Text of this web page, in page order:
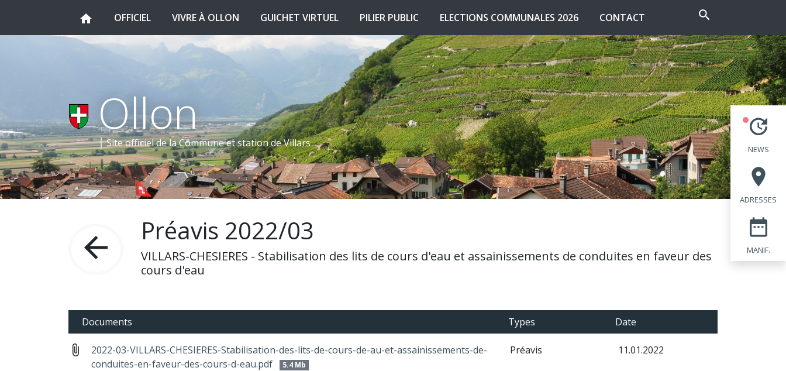
home OFFICIEL(CURRENT)
VIVRE À OLLON (CURRENT)
GUICHET VIRTUEL(CURRENT)PILIER PUBLIC(CURRENT)
ELECTIONS COMMUNALES 2026 CONTACT search
Ollon
Site officiel de la Commune etstation de Villars
update
NEWS
place
ADRESSES
date_range
MANIF.
arrow_back Préavis 2022/03
VILLARS-CHESIERES - Stabilisation des lits de cours d'eau et assainissements de conduites en faveur des
cours d'eau
Documents Types Date
attach_file
2022-03-VILLARS-CHESIERES-Stabilisation-des-lits-de-cours-de-au-et-assainissements-de-
conduites-en-faveur-des-cours-d-eau.pdf
5.4 Mb
Préavis 11.01.2022